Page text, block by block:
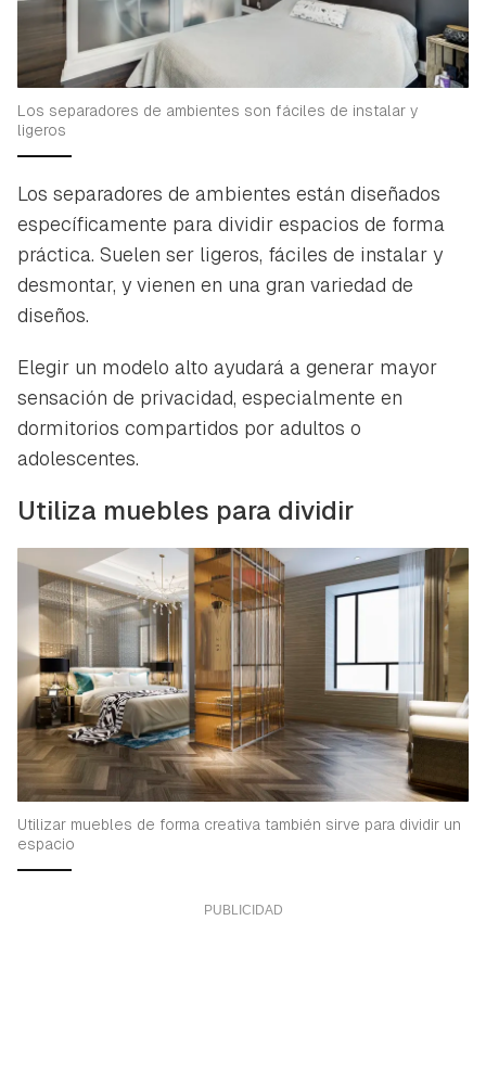
Los separadores de ambientes son fáciles de instalar y
ligeros
Los separadores de ambientes están diseñados
específicamente para dividir espacios de forma
práctica. Suelen ser ligeros, fáciles de instalar y
desmontar, y vienen en una gran variedad de
diseños.
Elegir un modelo alto ayudará a generar mayor
sensación de privacidad, especialmente en
dormitorios compartidos por adultos o
adolescentes.
Utiliza muebles para dividir
Utilizar muebles de forma creativa también sirve para dividir un
espacio